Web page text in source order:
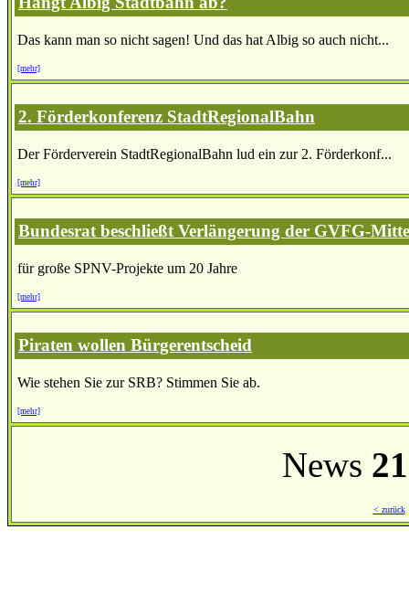
Das kann man so nicht sagen! Und das hat Albig so auch nicht...
[mehr]
2. Förderkonferenz StadtRegionalBahn
Der Förderverein StadtRegionalBahn lud ein zur 2. Förderkonf...
[mehr]
Bundesrat beschließt Verlängerung der GVFG-
für große SPNV-Projekte um 20 Jahre
[mehr]
Piraten wollen Bürgerentscheid
Wie stehen Sie zur SRB? Stimmen Sie ab.
[mehr]
News
< zurück